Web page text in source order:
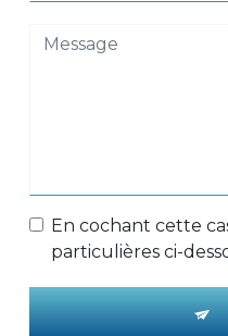
En cochant cette
particulières ci-